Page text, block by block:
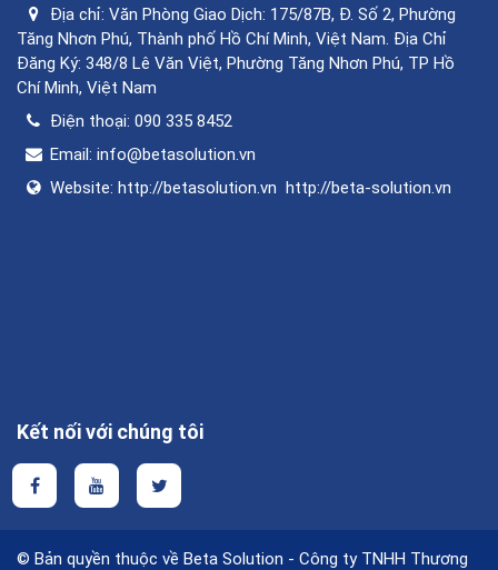
Địa chỉ: Văn Phòng Giao Dịch: 175/87B, Đ. Số 2, Phường
Tăng Nhơn Phú, Thành phố Hồ Chí Minh, Việt Nam. Địa Chỉ
Đăng Ký: 348/8 Lê Văn Việt, Phường Tăng Nhơn Phú, TP Hồ
Chí Minh, Việt Nam
Điện thoại: 090 335 8452
Email: info@betasolution.vn
Website: http://betasolution.vn http://beta-solution.vn
Kết nối với chúng tôi
© Bản quyền thuộc về Beta Solution - Công ty TNHH Thương